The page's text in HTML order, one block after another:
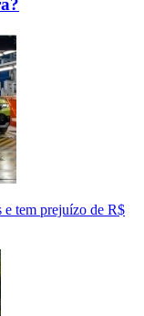
e tem prejuízo de R$